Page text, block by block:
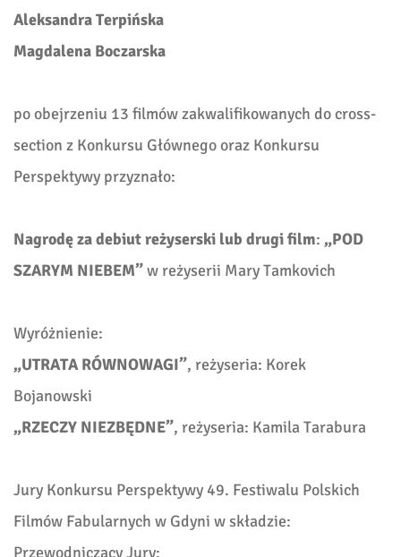
Aleksandra Terpińska
Magdalena Boczarska
po obejrzeniu 13 filmów zakwalifikowanych do cross-
section z Konkursu Głównego oraz Konkursu
Perspektywy przyznało:
Nagrodę za debiut reżyserski lub drugi film: „POD
SZARYM NIEBEM”w reżyserii Mary Tamkovich
Wyróżnienie:
„UTRATA RÓWNOWAGI”, reżyseria: Korek
Bojanowski
„RZECZY NIEZBĘDNE”, reżyseria: Kamila Tarabura
Jury Konkursu Perspektywy 49. Festiwalu Polskich
Filmów Fabularnych w Gdyni w składzie:
Przewodniczący Jury: